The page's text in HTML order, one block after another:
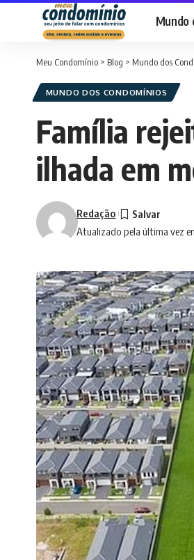
Mundo
Meu Condomínio > Blog > Mundo dos
MUNDO DOS CONDOMÍNIOS
Família
ilhada em
Atualizado pela última vez
Redação